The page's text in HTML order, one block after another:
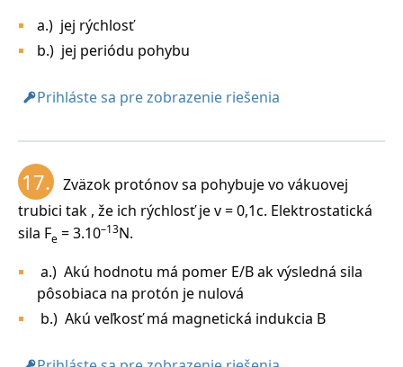
a.) jej rýchlosť
b.) jej periódu pohybu
Prihláste sa pre zobrazenie riešenia
17.
Zväzok protónov sa pohybuje vo vákuovej
trubici tak , že ich rýchlosť je v = 0,1c. Elektrostatická
sila Fe = 3.10–13N.
a.) Akú hodnotu má pomer E/B ak výsledná sila
pôsobiaca na protón je nulová
b.) Akú veľkosť má magnetická indukcia B